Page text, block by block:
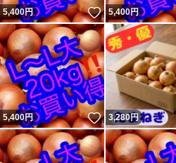
5,400円 いいね！
5,400円
5,400円 いいね！
3,280円